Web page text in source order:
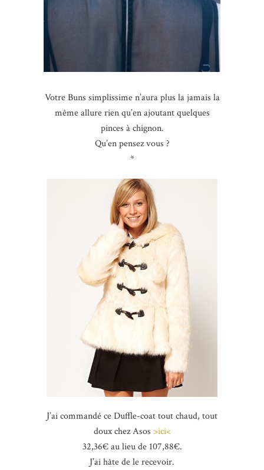
Votre Buns simplissime n’aura plus la jamais la
même allure rien qu’en ajoutant quelques
pinces à chignon.
Qu’en pensez vous ?
*
J’ai commandé ce Duffle-coat tout chaud, tout
doux chez Asos >ici<
32,36€ au lieu de 107,88€.
J’ai hâte de le recevoir.